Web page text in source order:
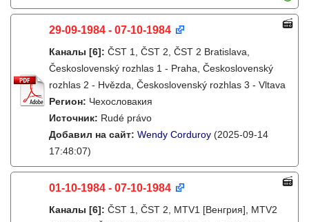
29-09-1984 - 07-10-1984
Каналы [6]: ČST 1, ČST 2, ČST 2 Bratislava,
Československý rozhlas 1 - Praha, Československý
rozhlas 2 - Hvězda, Československý rozhlas 3 - Vltava
Регион: Чехословакия
Источник: Rudé právo
Добавил на сайт: Wendy Corduroy (2025-09-14
17:48:07)
01-10-1984 - 07-10-1984
Каналы [6]: ČST 1, ČST 2, MTV1 [Венгрия], MTV2